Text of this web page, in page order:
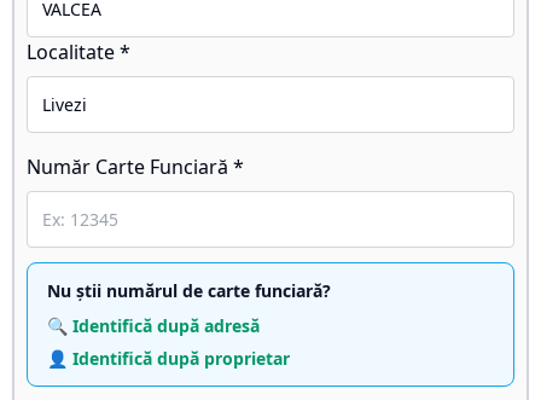
Localitate *
Număr Carte Funciară *
Nu știi numărul de carte funciară?
🔍 Identifică după adresă
👤 Identifică după proprietar